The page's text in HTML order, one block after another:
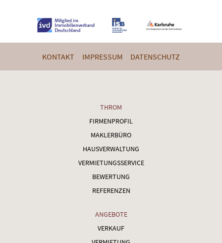
KONTAKT IMPRESSUM DATENSCHUTZ
THROM
FIRMENPROFIL
MAKLERBÜRO
HAUSVERWALTUNG
VERMIETUNGSSERVICE
BEWERTUNG
REFERENZEN
ANGEBOTE
VERKAUF